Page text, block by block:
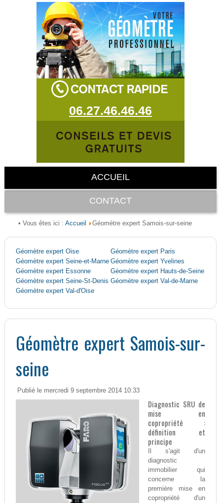
06.27.46.46.46
ACCUEIL
CONTACT
• Vous êtes ici : Accueil Géomètre expert Samois-sur-seine
Géomètre expert Oise
Géomètre expert Paris
Géomètre expert Seine-et-Marne Géomètre expert Yvelines
Géomètre expert Essonne
Géomètre expert Hauts-de-Seine
Géomètre expert Seine-St-Denis Géomètre expert Val-de-Marne
Géomètre expert Val-d'Oise
Géomètre expert Samois-sur-
seine
Publié le mercredi 9 septembre 2014 10:33
Diagnostic SRU de
mise en
copropriété :
définition et
principe
Il s'agit d'un
diagnostic
immobilier qui
concerne la
première mise en
copropriété d'un